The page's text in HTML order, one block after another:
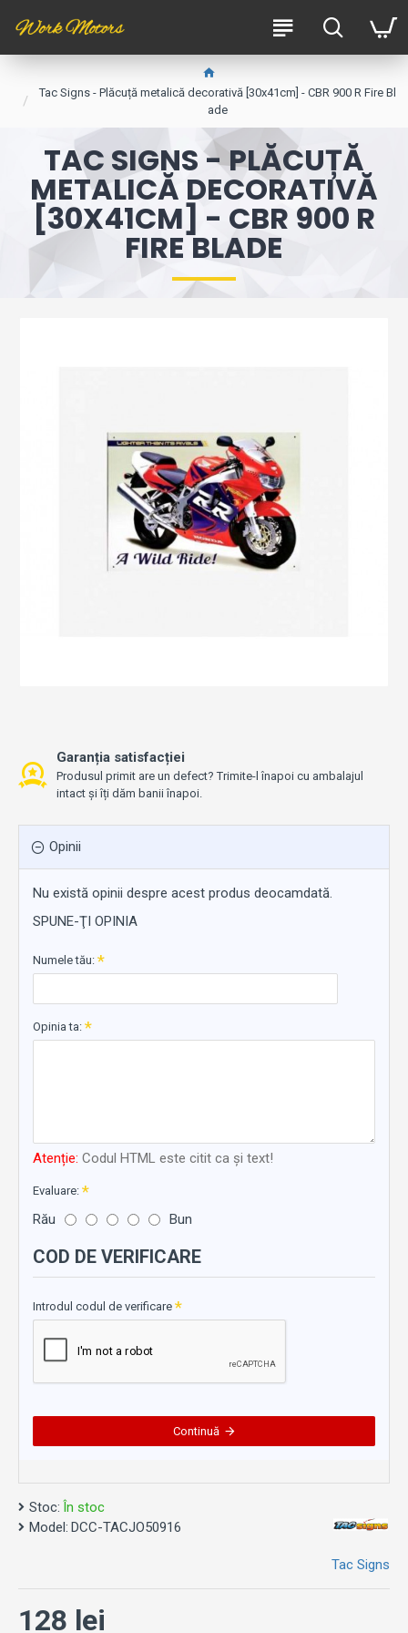
Tac Signs - Plăcuță metalică decorativă [30x41cm] - CBR 900 R Fire Bl
ade
TAC SIGNS - PLĂCUȚĂ
METALICĂ DECORATIVĂ
[30X41CM] - CBR 900 R
FIRE BLADE
Garanția satisfacției
Produsul primit are un defect? Trimite-l înapoi cu ambalajul
intact și îți dăm banii înapoi.
Opinii
Nu există opinii despre acest produs deocamdată.
SPUNE-ŢI OPINIA
Numele tău:
Opinia ta:
Atenție: Codul HTML este citit ca şi text!
Evaluare:
Rău Bun
COD DE VERIFICARE
Introdul codul de verificare
Continuă
Stoc: În stoc
Model: DCC-TACJO50916
Tac Signs
128 lei